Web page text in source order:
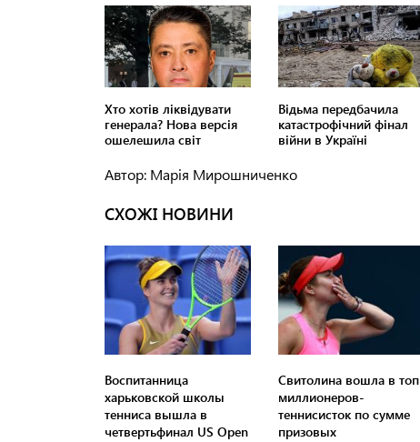
Автор: Марія Мирошниченко
СХОЖІ НОВИНИ
Воспитанница
харьковской школы
тенниса вышла в
четвертьфинал US Open
Свитолина вошла в топ
миллионеров-
теннисисток по сумме
призовых